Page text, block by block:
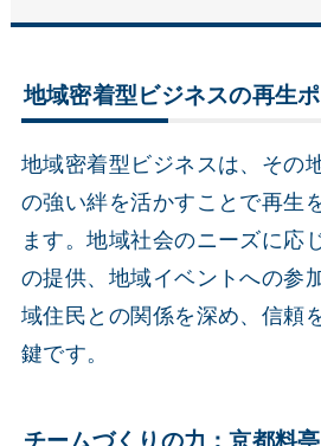
地域密着型ビジネスの再生
地域密着型ビジネスは、その
の強い絆を活かすことで再生
ます。地域社会のニーズに応
の提供、地域イベントへの参
域住民との関係を深め、信頼
鍵です。
チームづくりの力：京都料